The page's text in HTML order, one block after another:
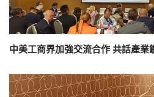
中美工商界加強交流合作 共話產業